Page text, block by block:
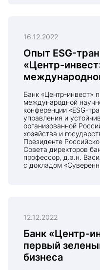
16.12.2022
Опыт ESG-
«Центр-
Банк «Центр-инвест» принял участие в первой
международной
конференции «ESG-
управления и
организованной
хозяйства и
Президенте
Совета директоров
профессор, д.э.н.
с докладом
12.12.2022
Банк «Центр-
первый
бизнеса